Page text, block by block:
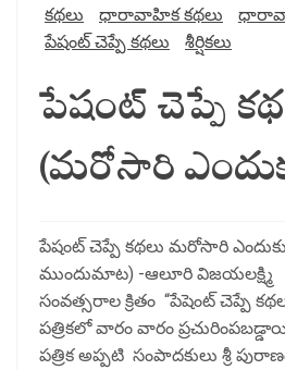
కథలు
ధారావాహిక కథలు
పేషంట్ చెప్పే కథలు
శీర్షికలు
పేషంట్ చెప్పే
(మరోసారి
పేషంట్ చెప్పే కథలు మరోసారి
ముందుమాట) -ఆలూరి
సంవత్సరాల క్రితం “పేషెంట్ చెప్పే
పత్రికలో వారం వారం
పత్రిక అప్పటి సంపాదకులు శ్రీ